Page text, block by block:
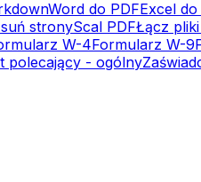
Word do PDFExcel do
stronyScal PDFŁącz
W-4Formularz W-9
polecający - ogólny